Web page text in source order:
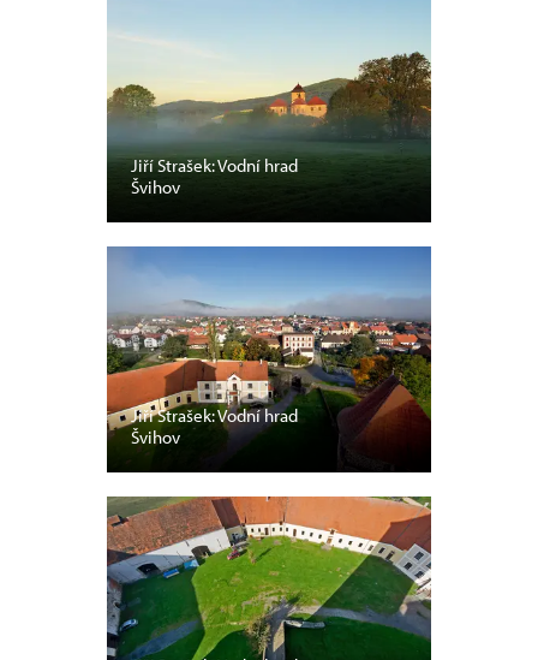
Jiří Strašek: Vodní hrad
Švihov
Jiří Strašek: Vodní hrad
Švihov